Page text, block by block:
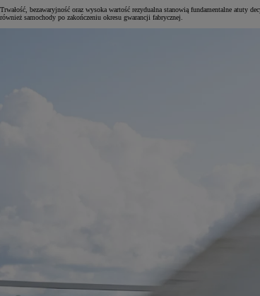
Trwałość, bezawaryjność oraz wysoka wartość rezydualna stanowią fundamentalne
również samochody po zakończeniu okresu gwarancji fabrycznej.